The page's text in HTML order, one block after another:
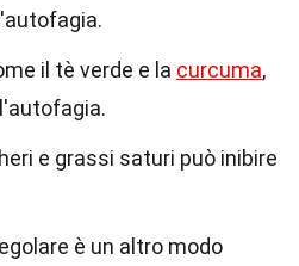
il tè verde e la curcuma,
e grassi saturi può inibire
è un altro modo